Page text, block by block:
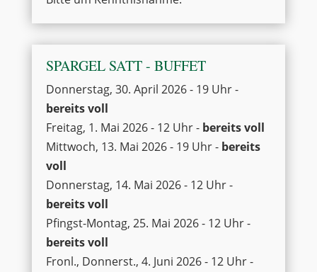
SPARGEL SATT - BUFFET
Donnerstag, 30. April 2026 - 19 Uhr -
bereits voll
Freitag, 1. Mai 2026 - 12 Uhr - bereits voll
Mittwoch, 13. Mai 2026 - 19 Uhr - bereits
voll
Donnerstag, 14. Mai 2026 - 12 Uhr -
bereits voll
Pfingst-Montag, 25. Mai 2026 - 12 Uhr -
bereits voll
Fronl., Donnerst., 4. Juni 2026 - 12 Uhr -